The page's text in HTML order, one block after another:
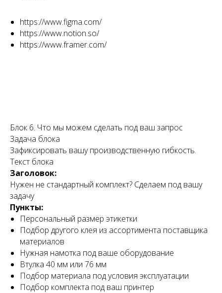
https://www.figma.com/
https://www.notion.so/
https://www.framer.com/
Блок 6. Что мы можем сделать под ваш запрос
Задача блока
Зафиксировать вашу производственную гибкость.
Текст блока
Заголовок:
Нужен не стандартный комплект? Сделаем под вашу
задачу
Пункты:
Персональный размер этикетки
Подбор другого клея из ассортимента поставщика
материалов
Нужная намотка под ваше оборудование
Втулка 40 мм или 76 мм
Подбор материала под условия эксплуатации
Подбор комплекта под ваш принтер